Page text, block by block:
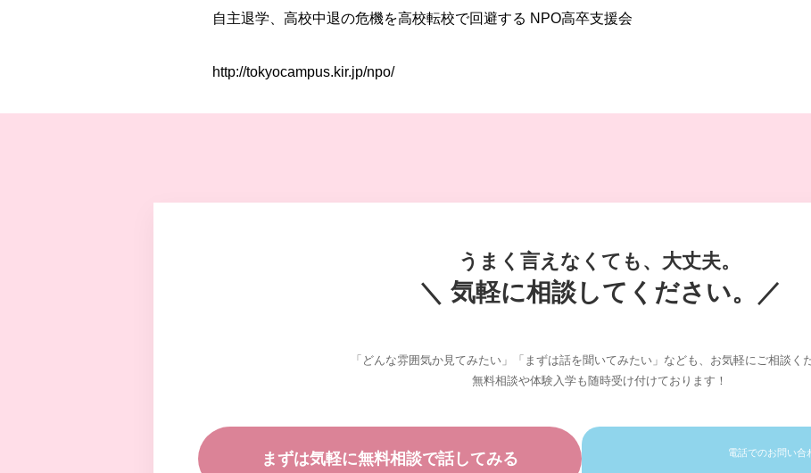
自主退学 高校中退の危機を高校転校で回避する NPO高卒支援会
http://tokyocampus.kir.jp/npo/
うまく言えなくても、大丈夫。
＼ 気軽に相談してください。／
「どんな雰囲気か見てみたい」「まずは話を聞いてみたい」なども、お気軽にご相談くだ
無料相談や体験入学も随時受け付けております！
まずは気軽に無料相談で話してみる 電話でのお問い合